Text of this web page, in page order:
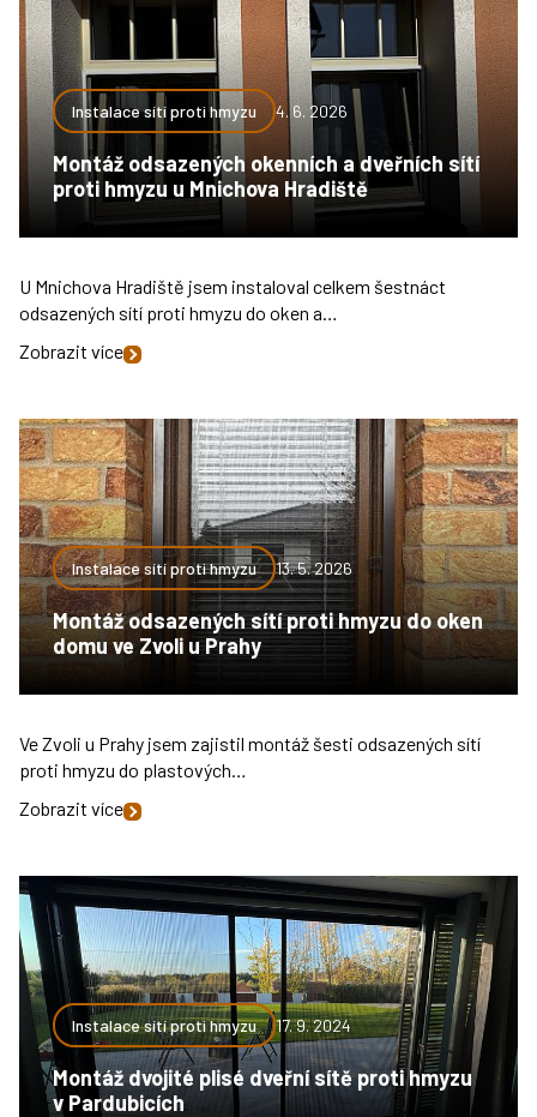
Instalace sítí proti hmyzu 4. 6. 2026
Montáž odsazených okenních a dveřních sítí
proti hmyzu u Mnichova Hradiště
U Mnichova Hradiště jsem instaloval celkem šestnáct
odsazených sítí proti hmyzu do oken a…
Zobrazit více
Instalace sítí proti hmyzu 13. 5. 2026
Montáž odsazených sítí proti hmyzu do oken
domu ve Zvoli u Prahy
Ve Zvoli u Prahy jsem zajistil montáž šesti odsazených sítí
proti hmyzu do plastových…
Zobrazit více
Instalace sítí proti hmyzu 17. 9. 2024
Montáž dvojité plisé dveřní sítě proti hmyzu
v Pardubicích